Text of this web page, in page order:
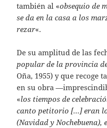
también al «obsequio de
se da en la casa a los
rezar«.
De su amplitud de las
popular de la provincia
Oña, 1955) y que recoge
en su obra
«los tiempos de
canto petitorio […] eran
(Navidad y Nochebuena),